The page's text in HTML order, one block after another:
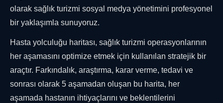
olarak sağlık turizmi sosyal medya yönetimini profesyonel
bir yaklaşımla sunuyoruz.
Hasta yolculuğu haritası, sağlık turizmi operasyonlarının
her aşamasını optimize etmek için kullanılan stratejik bir
araçtır. Farkındalık, araştırma, karar verme, tedavi ve
sonrası olarak 5 aşamadan oluşan bu harita, her
aşamada hastanın ihtiyaçlarını ve beklentilerini